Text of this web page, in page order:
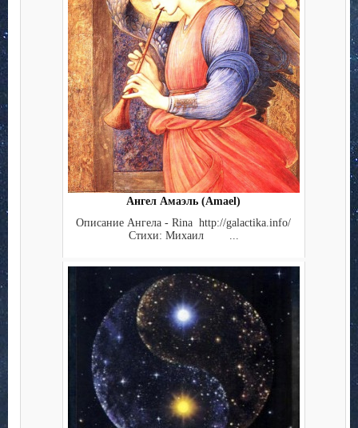
Ангел Амаэль (Amael)
Описание Ангела - Rina http://galactika.info/
Стихи: Михаил ...